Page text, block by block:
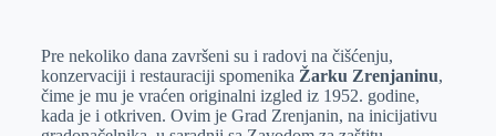
Pre nekoliko dana završeni su i radovi na čišćenju,
konzervaciji i restauraciji spomenika Žarku Zrenjaninu,
čime je mu je vraćen originalni izgled iz 1952. godine,
kada je i otkriven. Ovim je Grad Zrenjanin, na inicijativu